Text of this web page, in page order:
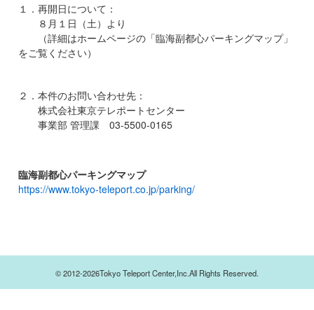
１．再開日について：
８月１日（土）より
（詳細はホームページの「臨海副都心パーキングマップ」
をご覧ください）
２．本件のお問い合わせ先：
株式会社東京テレポートセンター
事業部 管理課 03-5500-0165
臨海副都心パーキングマップ
https://www.tokyo-teleport.co.jp/parking/
© 2012-2026Tokyo Teleport Center,Inc.All Rights Reserved.